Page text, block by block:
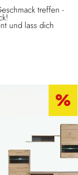
treffen -
und lass dich